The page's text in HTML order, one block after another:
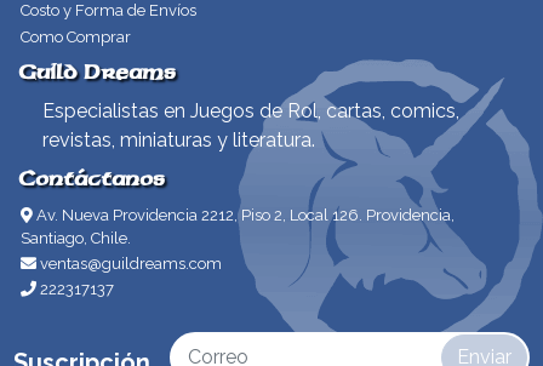
Costo y Forma de Envíos
Como Comprar
Guild Dreams
Especialistas en Juegos de Rol, cartas, comics,
revistas, miniaturas y literatura.
Contáctanos
Av. Nueva Providencia 2212, Piso 2, Local 126. Providencia,
Santiago, Chile.
ventas@guildreams.com
222317137
Enviar